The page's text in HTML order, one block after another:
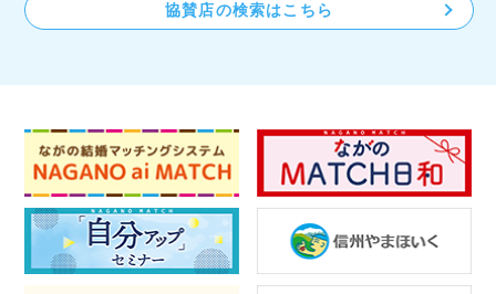
協賛店の検索はこちら